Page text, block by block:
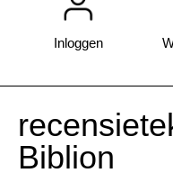
Inloggen
Biblion